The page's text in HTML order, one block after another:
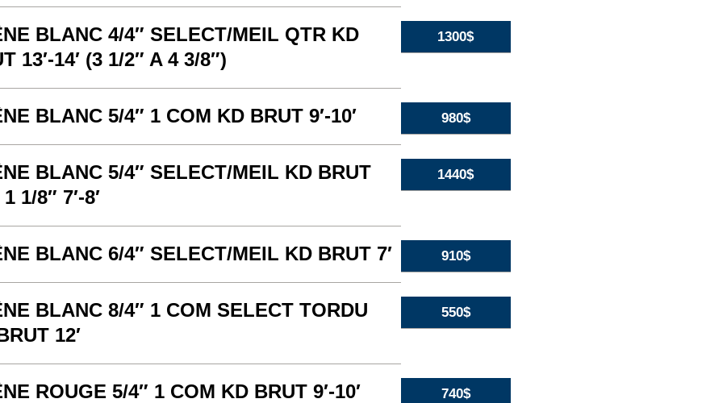
BLANC 4/4″ SELECT/MEIL QTR KD
13′-14′ (3 1/2″ A 4 3/8″)
1300$
BLANC 5/4″ 1 COM KD BRUT 9′-10′ 980$
BLANC 5/4″ SELECT/MEIL KD BRUT
1/8″ 7′-8′
1440$
BLANC 6/4″ SELECT/MEIL KD BRUT 7′ 910$
BLANC 8/4″ 1 COM SELECT TORDU
12′
550$
ROUGE 5/4″ 1 COM KD BRUT 9′-10′ 740$